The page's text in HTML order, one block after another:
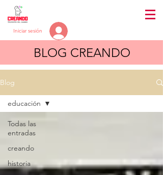
Iniciar sesión
BLOG CREANDO
Blog
Todas las
entradas
creando
historia
educación